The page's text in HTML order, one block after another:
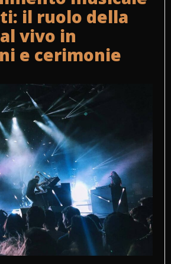
il ruolo della
vivo in
e cerimonie